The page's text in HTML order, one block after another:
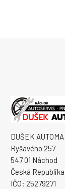
DUŠEK
Ryšavého 257
547 01 Náchod
Česká Republika
IČO: 25279271